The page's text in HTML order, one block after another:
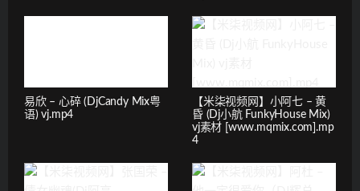
易欣 – 心碎 (DjCandy Mix粤
语) vj.mp4
【米柒视频网】小阿七 – 黄
昏 (Dj小航 FunkyHouse Mix)
vj素材 [www.mqmix.com].mp
4